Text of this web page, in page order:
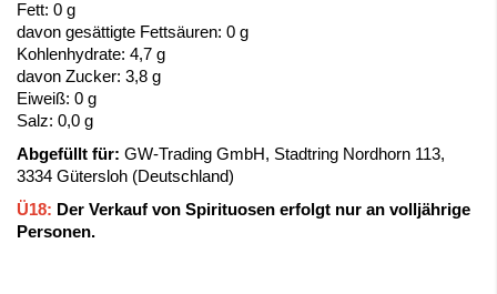
Fett: 0 g
davon gesättigte Fettsäuren: 0 g
Kohlenhydrate: 4,7 g
davon Zucker: 3,8 g
Eiweiß: 0 g
Salz: 0,0 g
Abgefüllt für: GW-Trading GmbH, Stadtring Nordhorn 113,
3334 Gütersloh (Deutschland)
Ü18: Der Verkauf von Spirituosen erfolgt nur an volljährige
Personen.